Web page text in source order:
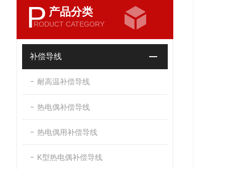
P 产品分类
RODUCT CATEGORY
补偿导线
耐高温补偿导线
热电偶补偿导线
热电偶用补偿导线
K型热电偶补偿导线